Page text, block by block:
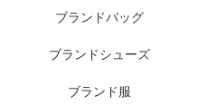
ブランドバッグ
ブランドシューズ
ブランド服